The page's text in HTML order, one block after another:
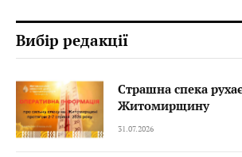
Вибір редакції
Страшна спека
Житомирщину
31.07.2026